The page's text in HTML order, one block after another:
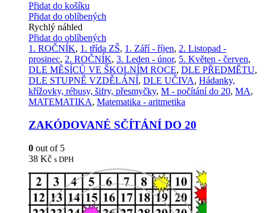
Přidat do košíku
Přidat do oblíbených
Rychlý náhled
Přidat do oblíbených
1. ROČNÍK, 1. třída ZŠ, 1. Září - říjen, 2. Listopad -
prosinec, 2. ROČNÍK, 3. Leden - únor, 5. Květen - červen,
DLE MĚSÍCŮ VE ŠKOLNÍM ROCE, DLE PŘEDMĚTU,
DLE STUPNĚ VZDĚLÁNÍ, DLE UČIVA, Hádanky,
křížovky, rébusy, šifry, přesmyčky, M - počítání do 20, MA,
MATEMATIKA, Matematika - aritmetika
ZAKÓDOVANÉ SČÍTÁNÍ DO 20
0 out of 5
38 Kč s DPH